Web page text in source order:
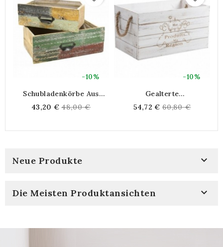
-10%
Schubladenkörbe Aus
43,20 € Regular
48,00 €
-10%
Gealterte
Weißem Holz
54,72 € Regular
60,80 €
Neue Produkte 
Die Meisten Produktansichten 